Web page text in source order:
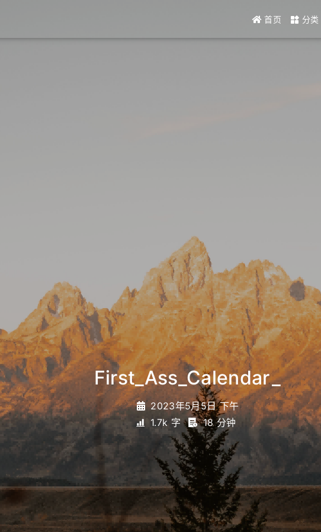
首页 分类
_
2023年5月5日 下午
1.7k 字
18 分钟